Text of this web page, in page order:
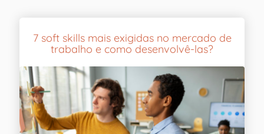
7 soft skills mais exigidas no mercado de
trabalho e como desenvolvê-las?